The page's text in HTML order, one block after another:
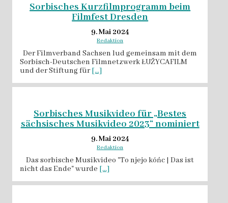
Sorbisches Kurzfilmprogramm beim
Filmfest Dresden
9. Mai 2024
Redaktion
Der Filmverband Sachsen lud gemeinsam mit dem
Sorbisch-Deutschen Filmnetzwerk ŁUŽYCAFILM
und der Stiftung für[...]
Sorbisches Musikvideo für „Bestes
sächsisches Musikvideo 2023“ nominiert
9. Mai 2024
Redaktion
Das sorbische Musikvideo "To njejo kóńc | Das ist
nicht das Ende" wurde [...]